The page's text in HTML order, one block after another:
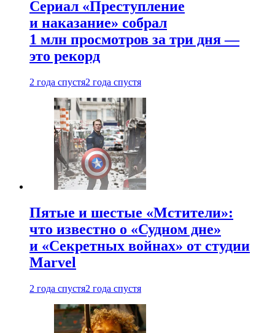
Сериал «Преступление
и наказание» собрал
1 млн просмотров за три дня —
это рекорд
2 года спустя2 года спустя
Пятые и шестые «Мстители»:
что известно о «Судном дне»
и «Секретных войнах» от студии
Marvel
2 года спустя2 года спустя